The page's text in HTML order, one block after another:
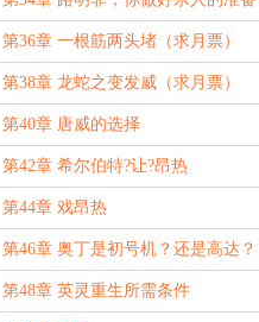
了吗
第36章 一根筋两头堵（求月票）
第38章 龙蛇之变发威（求月票）
第40章 唐威的选择
第42章 希尔伯特?让?昂热
第44章 戏昂热
第46章 奥丁是初号机？还是高达？
第48章 英灵重生所需条件